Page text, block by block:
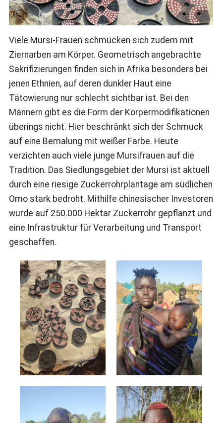
Viele Mursi-Frauen schmücken sich zudem mit
Ziernarben am Körper. Geometrisch angebrachte
Sakrifizierungen finden sich in Afrika besonders bei
jenen Ethnien, auf deren dunkler Haut eine
Tätowierung nur schlecht sichtbar ist. Bei den
Männern gibt es die Form der Körpermodifikationen
überings nicht. Hier beschränkt sich der Schmuck
auf eine Bemalung mit weißer Farbe. Heute
verzichten auch viele junge Mursifrauen auf die
Tradition. Das Siedlungsgebiet der Mursi ist aktuell
durch eine riesige Zuckerrohrplantage am südlichen
Omo stark bedroht. Mithilfe chinesischer Investoren
wurde auf 250.000 Hektar Zuckerrohr gepflanzt und
eine Infrastruktur für Verarbeitung und Transport
geschaffen.